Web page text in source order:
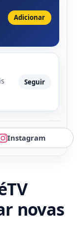
Adicionar
Seguir
Instagram
novas